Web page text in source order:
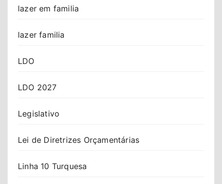
lazer em familia
lazer familia
LDO
LDO 2027
Legislativo
Lei de Diretrizes Orçamentárias
Linha 10 Turquesa